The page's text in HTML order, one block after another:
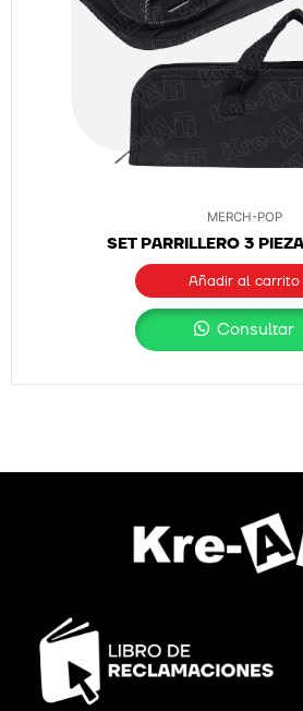
MERCH-POP
SET PARRILLERO 3
Añadir al carrito
Consultar